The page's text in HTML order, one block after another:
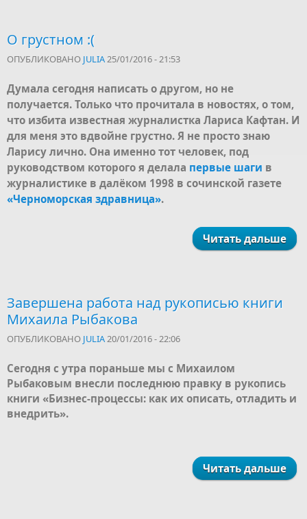
О грустном :(
ОПУБЛИКОВАНО JULIA25/01/2016 - 21:53
Думала сегодня написать о другом, но не
получается. Только что прочитала в новостях, о том,
что избита известная журналистка Лариса Кафтан. И
для меня это вдвойне грустно. Я не просто знаю
Ларису лично. Она именно тот человек, под
руководством которого я делала первые шаги в
журналистике в далёком 1998 в сочинской газете
«Черноморская здравница».
Читать дальше
Завершена работа над рукописью книги
Михаила Рыбакова
ОПУБЛИКОВАНО JULIA20/01/2016 - 22:06
Сегодня с утра пораньше мы с Михаилом
Рыбаковым внесли последнюю правку в рукопись
книги «Бизнес-процессы: как их описать, отладить и
внедрить».
Читать дальше